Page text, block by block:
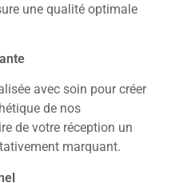
une qualité optimale
avec soin pour créer
de nos
de votre réception un
marquant.